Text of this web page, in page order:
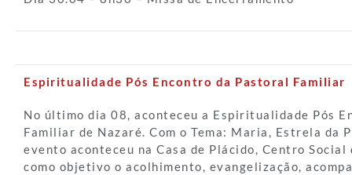
Espiritualidade Pós Encontro da Pastoral Familiar
No último dia 08, aconteceu a Espiritualidade Pós
Familiar de Nazaré. Com o Tema: Maria, Estrela da
evento aconteceu na Casa de Plácido, Centro Social
como objetivo o acolhimento, evangelização,